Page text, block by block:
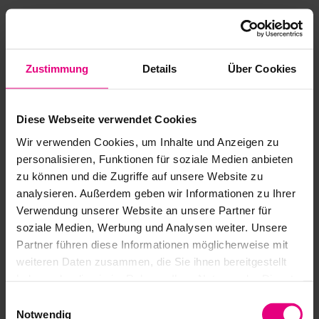
Zustimmung Details Über Cookies
Diese Webseite verwendet Cookies
Wir verwenden Cookies, um Inhalte und Anzeigen zu
personalisieren, Funktionen für soziale Medien anbieten
zu können und die Zugriffe auf unsere Website zu
analysieren. Außerdem geben wir Informationen zu Ihrer
Verwendung unserer Website an unsere Partner für
soziale Medien, Werbung und Analysen weiter. Unsere
Partner führen diese Informationen möglicherweise mit
weiteren Daten zusammen, die Sie ihnen bereitgestellt
Notwendig
En option avec arbre creux
Catalogue Harmonic Drive® Réducteurs
Téléchargement CAO CSD-2UH
Téléchargement CAO CSD-2UF
Instructions de montage réducteurs avec
roulement de sortie
Recommandations de sécurité et de mise en
service